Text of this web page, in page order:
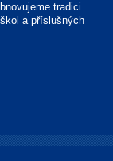
tradici
a příslušných